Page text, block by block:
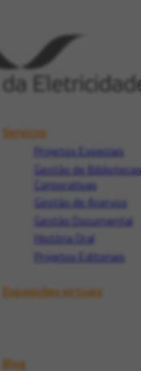
Serviços
Projetos Especiais
Gestão de Bibliotecas
Corporativas
Gestão de Acervos
Gestão Documental
História Oral
Projetos Editoriais
Exposições virtuais
Blog